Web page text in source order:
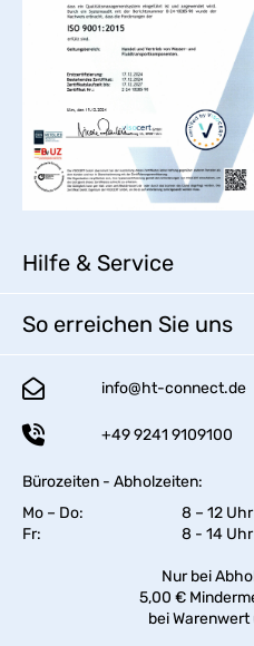
Hilfe & Service
So erreichen Sie uns
info@ht-connect.de
+49 9241 9109100
Bürozeiten - Abholzeiten:
Mo – Do:
8 – 12
Fr:
8 - 14 Uhr
Nur bei
5,00 €
bei